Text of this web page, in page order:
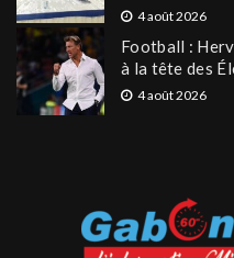
4 août 2026
Football :
à la tête des
4 août 2026